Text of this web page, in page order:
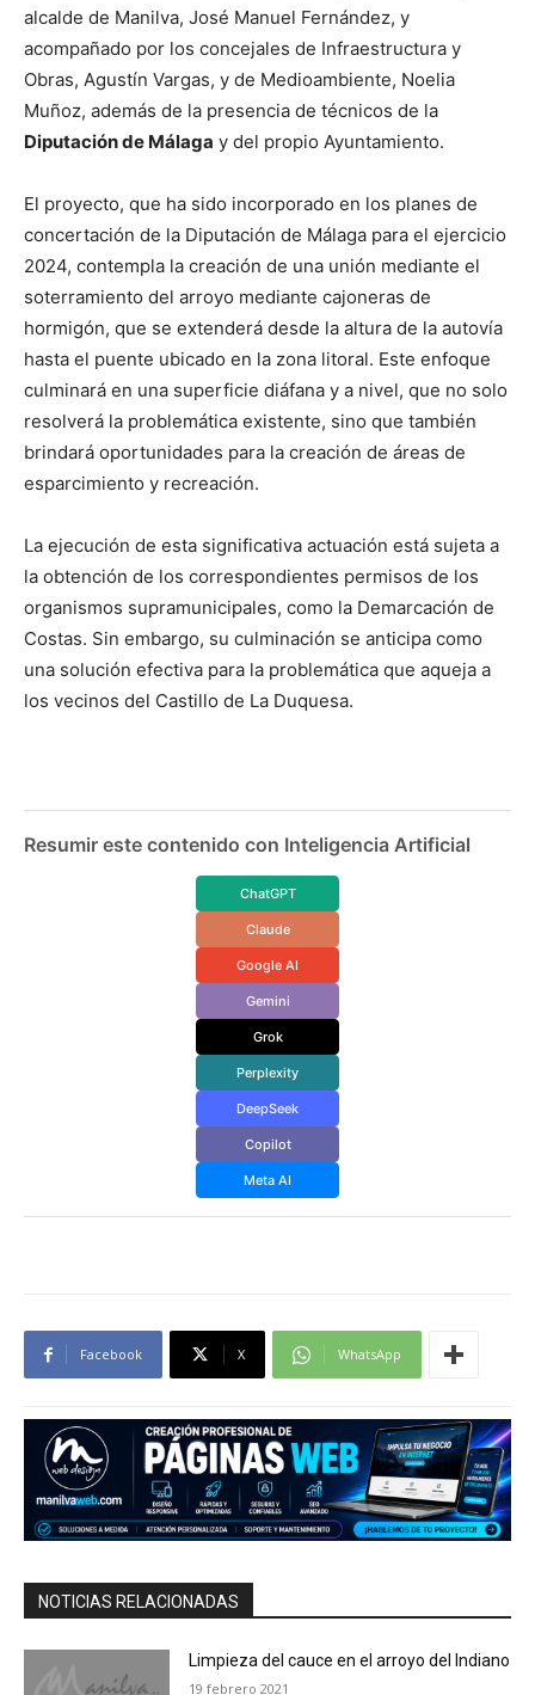
alcalde de Manilva, José Manuel Fernández, y
acompañado por los concejales de Infraestructura y
Obras, Agustín Vargas, y de Medioambiente, Noelia
Muñoz, además de la presencia de técnicos de la
Diputación de Málaga y del propio Ayuntamiento.
El proyecto, que ha sido incorporado en los planes de
concertación de la Diputación de Málaga para el ejercicio
2024, contempla la creación de una unión mediante el
soterramiento del arroyo mediante cajoneras de
hormigón, que se extenderá desde la altura de la autovía
hasta el puente ubicado en la zona litoral. Este enfoque
culminará en una superficie diáfana y a nivel, que no solo
resolverá la problemática existente, sino que también
brindará oportunidades para la creación de áreas de
esparcimiento y recreación.
La ejecución de esta significativa actuación está sujeta a
la obtención de los correspondientes permisos de los
organismos supramunicipales, como la Demarcación de
Costas. Sin embargo, su culminación se anticipa como
una solución efectiva para la problemática que aqueja a
los vecinos del Castillo de La Duquesa.
Resumir este contenido con Inteligencia Artificial
ChatGPT
Claude
Google AI
Gemini
Grok
Perplexity
DeepSeek
Copilot
Meta AI
Facebook X WhatsApp
NOTICIAS RELACIONADAS
Limpieza del cauce en el arroyo del Indiano
19 febrero 2021